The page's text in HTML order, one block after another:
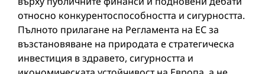
относно конкурентоспособността и сигурността.
Пълното прилагане на Регламента на ЕС за
възстановяване на природата е стратегическа
инвестиция в здравето, сигурността и